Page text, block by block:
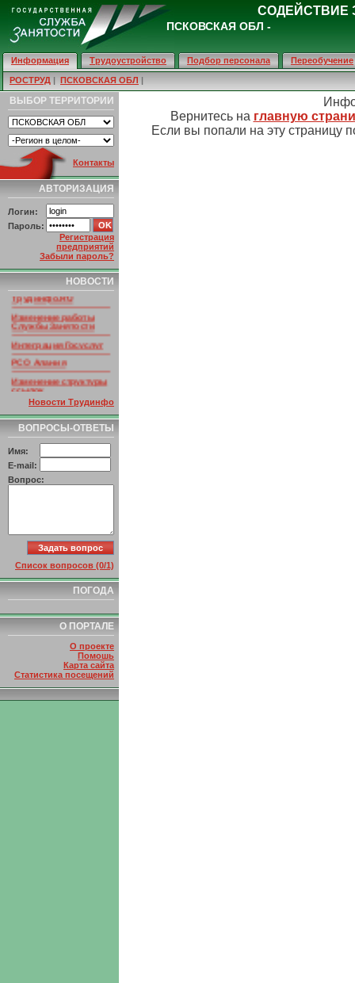
Информация Трудоустройство Подбор персонала Переобучение
РОСТРУД | ПСКОВСКАЯ ОБЛ |
СОДЕЙСТВИЕ
ПСКОВСКАЯ ОБЛ -
ВЫБОР ТЕРРИТОРИИ
Контакты
АВТОРИЗАЦИЯ
Логин:
Пароль:
Регистрация
предприятий
Забыли пароль?
НОВОСТИ
НОВОСТИ ПОРТАЛА
Умер основатель
Трудинфо.RU
Изменение работы
Службы Занятости
Интеграция Госуслуг
РСО Алания
Изменение структуры
ссылок
Новости Трудинфо
ВОПРОСЫ-ОТВЕТЫ
Имя:
E-mail:
Вопрос:
Список вопросов (0/1)
ПОГОДА
О ПОРТАЛЕ
О проекте
Помошь
Карта сайта
Статистика посещений
Вернитесь на главную
Если вы попали на эту страницу